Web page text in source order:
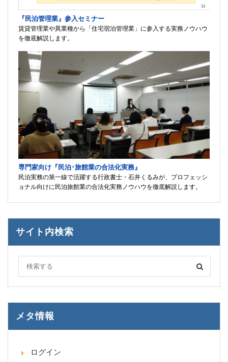
『民泊管理業』参入セミナー
賃貸管理業や異業種から「住宅宿泊管理業」に参入する実務ノウハウ
を徹底解説します。
専門家向け『民泊･旅館業の合法化実務』
民泊実務の第一線で活躍する行政書士・石井くるみが、プロフェッシ
ョナル向けに民泊旅館業の合法化実務ノウハウを徹底解説します。
サイト内検索
メタ情報
ログイン